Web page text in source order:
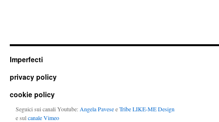
Imperfecti
privacy policy
cookie policy
Seguici sui canali Youtube: Angela PaveseeTribe LIKE-ME Design
e sulcanale Vimeo